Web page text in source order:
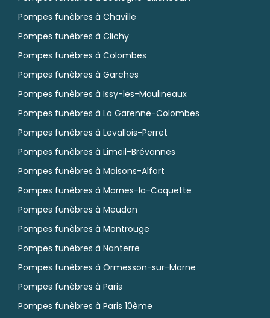
Pompes funèbres à Chaville
Pompes funèbres à Clichy
Pompes funèbres à Colombes
Pompes funèbres à Garches
Pompes funèbres à Issy-les-Moulineaux
Pompes funèbres à La Garenne-Colombes
Pompes funèbres à Levallois-Perret
Pompes funèbres à Limeil-Brévannes
Pompes funèbres à Maisons-Alfort
Pompes funèbres à Marnes-la-Coquette
Pompes funèbres à Meudon
Pompes funèbres à Montrouge
Pompes funèbres à Nanterre
Pompes funèbres à Ormesson-sur-Marne
Pompes funèbres à Paris
Pompes funèbres à Paris 10ème